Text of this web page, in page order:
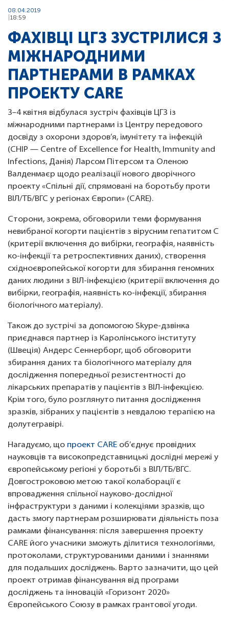
08.04.2019
18:59
ФАХІВЦІ ЦГЗ ЗУСТРІЛИСЯ З
МІЖНАРОДНИМИ
ПАРТНЕРАМИ В РАМКАХ
ПРОЕКТУ CARE
3–4 квітня відбулася зустріч фахівців ЦГЗ із
міжнародними партнерами із Центру передового
досвіду з охорони здоров’я, імунітету та інфекцій
(CHIP — Centre of Excellence for Health, Immunity and
Infections, Данія) Ларсом Пітерсом та Оленою
Валденмаєр щодо реалізації нового дворічного
проекту «Спільні дії, спрямовані на боротьбу проти
ВІЛ/ТБ/ВГС у регіонах Європи» (CARE).
Сторони, зокрема, обговорили теми формування
невибраної когорти пацієнтів з вірусним гепатитом C
(критерії включення до вибірки, географія, наявність
ко-інфекції та ретроспективних даних), створення
східноєвропейської когорти для збирання геномних
даних людини з ВІЛ-інфекцією (критерії включення до
вибірки, географія, наявність ко-інфекції, збирання
біологічного матеріалу).
Також до зустрічі за допомогою Skype-дзвінка
приєднався партнер із Каролінського інституту
(Швеція) Андерс Сеннерборг, щоб обговорити
збирання даних та біологічного матеріалу для
дослідження попередньої резистентності до
лікарських препаратів у пацієнтів з ВІЛ-інфекцією.
Крім того, було розглянуто питання дослідження
зразків, зібраних у пацієнтів з невдалою терапією на
долутегравірі.
Нагадуємо, що проект CARE об’єднує провідних
науковців та високопредставницькі дослідні мережі у
європейському регіоні у боротьбі з ВІЛ/ТБ/ВГС.
Довгостроковою метою такої колаборації є
впровадження спільної науково-дослідної
інфраструктури з даними і колекціями зразків, що
дасть змогу партнерам розширювати діяльність поза
рамками фінансування: після завершення проекту
CARE його учасники зможуть ділитися технологіями,
протоколами, структурованими даними і знаннями
для подальших досліджень. Варто зазначити, що цей
проект отримав фінансування від програми
досліджень та інновацій «Горизонт 2020»
Європейського Союзу в рамках грантової угоди.